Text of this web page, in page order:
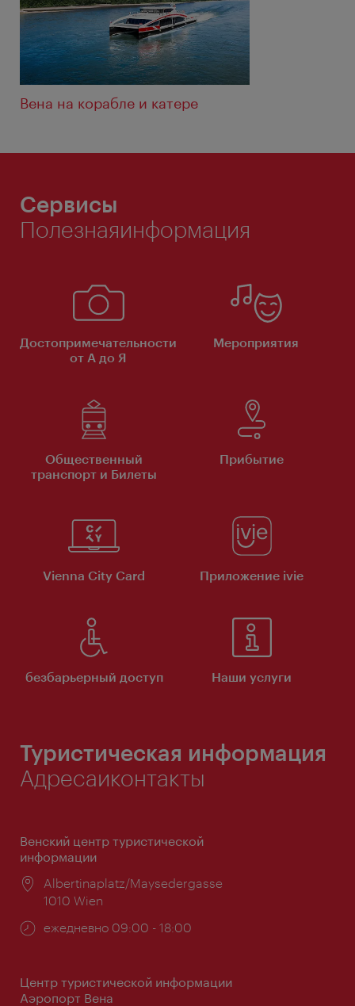
Вена на корабле и катере
Сервисы
Полезнаяинформация
Достопримечательности
от А до Я
Мероприятия
Общественный
транспорт и Билеты
Прибытие
Vienna City Card Приложение ivie
безбарьерный доступ Наши услуги
Туристическая информация
Адресаиконтакты
Венский центр туристической
информации
Расположение:
Albertinaplatz/Maysedergasse
1010 Wien
Часы
ежедневно 09:00 - 18:00
Центр туристической информации
Аэропорт Вена